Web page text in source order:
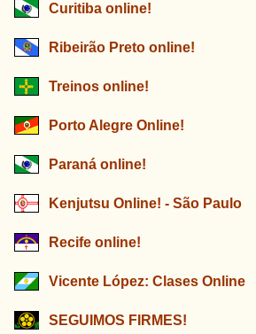
Curitiba online!
Ribeirão Preto online!
Treinos online!
Porto Alegre Online!
Paraná online!
Kenjutsu Online! - São Paulo
Recife online!
Vicente López: Clases Online
SEGUIMOS FIRMES!